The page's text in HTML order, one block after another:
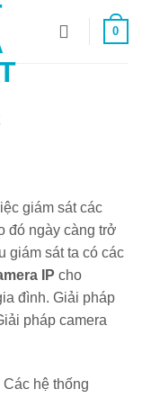
0
giám sát các
đó ngày càng trở
giám sát ta có các
IP cho
đình. Giải pháp
pháp camera
hệ thống